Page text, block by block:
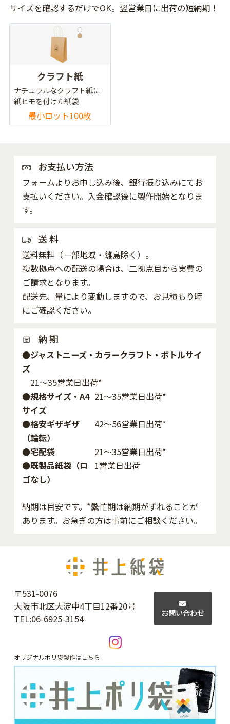
サイズを確認するだけでOK。翌営業日に出荷の短納期！
クラフト紙
ナチュラルなクラフト紙に
紙ヒモを付けた紙袋
最小ロット100枚
お支払い方法
フォームよりお申し込み後、銀行振り込みにてお
支払いください。入金確認後に製作開始となりま
す。
送 料
送料無料（一部地域・離島除く）。
複数拠点への配送の場合は、二拠点目から実費の
ご請求となります。
配送先、量により変動しますので、お見積もり時
にご確認ください。
納 期
●ジャストニーズ・カラークラフト・ボトルサイ
ズ
21～35営業日出荷*
●規格サイズ・A4
サイズ
21～35営業日出荷*
●格安ギザギザ
（輪転）
42〜56営業日出荷*
●宅配袋
21～35営業日出荷*
●既製品紙袋（ロ
ゴなし）
1営業日出荷
納期は目安です。*繁忙期は納期がずれることが
あります。お急ぎの方は事前にご相談ください。
〒531-0076
大阪市北区大淀中4丁目12番20号
TEL:06-6925-3154
お問い合わせ
オリジナルポリ袋製作はこちら